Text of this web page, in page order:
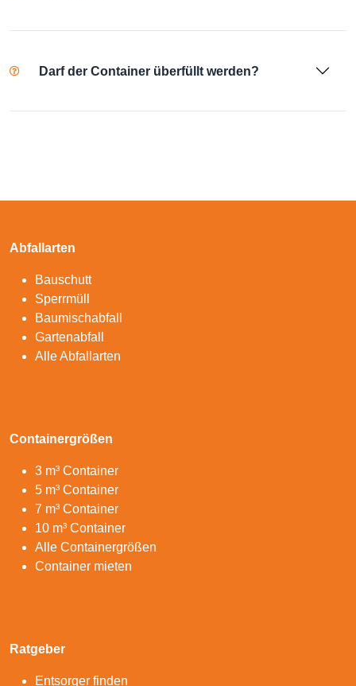
Darf der Container überfüllt werden?
Abfallarten
Bauschutt
Sperrmüll
Baumischabfall
Gartenabfall
Alle Abfallarten
Containergrößen
3 m³ Container
5 m³ Container
7 m³ Container
10 m³ Container
Alle Containergrößen
Container mieten
Ratgeber
Entsorger finden